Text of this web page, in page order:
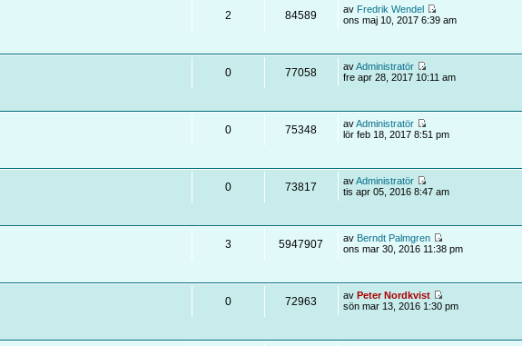
2 84589 av Fredrik Wendel
ons maj 10, 2017 6:39 am
0 77058 avAdministratör
fre apr 28, 2017 10:11 am
0 75348 avAdministratör
lör feb 18, 2017 8:51 pm
0 73817 avAdministratör
tis apr 05, 2016 8:47 am
3 5947907 av Berndt Palmgren
ons mar 30, 2016 11:38 pm
0 72963 av Peter Nordkvist
sön mar 13, 2016 1:30 pm